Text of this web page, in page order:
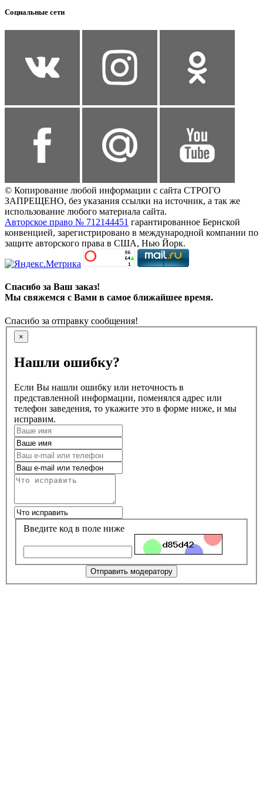
Социальные сети
© Копирование любой информации с сайта СТРОГО
ЗАПРЕЩЕНО, без указания ссылки на источник, а так же
использование любого материала сайта.
Авторское право № 712144451 гарантированное Бернской
конвенцией, зарегистрировано в международной компании по
защите авторского права в США, Нью Йорк.
Спасибо за Ваш заказ!
Мы свяжемся с Вами в самое ближайшее время.
Спасибо за отправку сообщения!
×
Нашли ошибку?
Если Вы нашли ошибку или неточность в
представленной информации, поменялся адрес или
телефон заведения, то укажите это в форме ниже, и мы
исправим.
Введите код в поле ниже
Отправить модератору